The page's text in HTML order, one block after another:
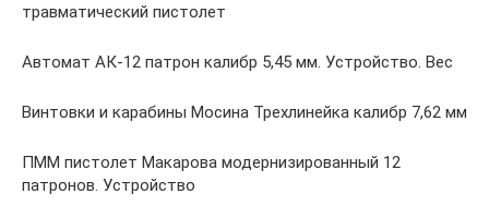
травматический пистолет
Автомат АК-12 патрон калибр 5,45 мм. Устройство. Вес
Винтовки и карабины Мосина Трехлинейка калибр 7,62 мм
ПММ пистолет Макарова модернизированный 12
патронов. Устройство